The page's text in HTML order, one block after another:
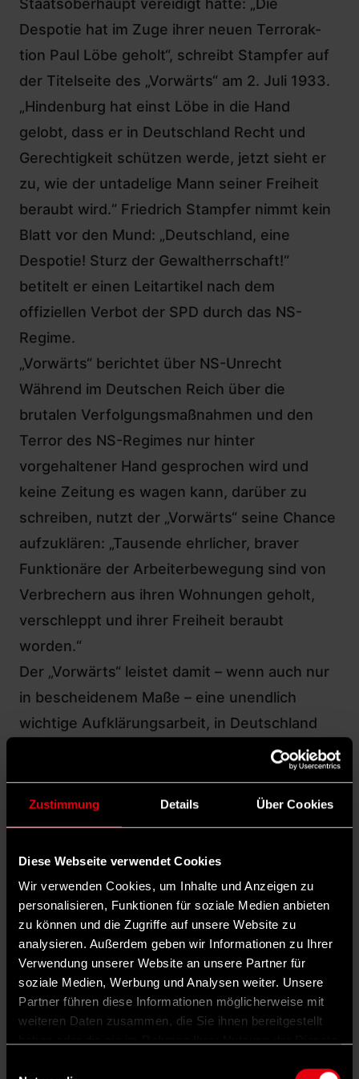
Zustimmung Details Über Cookies
Diese Webseite verwendet Cookies
Wir verwenden Cookies, um Inhalte und Anzeigen zu
personalisieren, Funktionen für soziale Medien anbieten
zu können und die Zugriffe auf unsere Website zu
analysieren. Außerdem geben wir Informationen zu Ihrer
Verwendung unserer Website an unsere Partner für
soziale Medien, Werbung und Analysen weiter. Unsere
Partner führen diese Informationen möglicherweise mit
weiteren Daten zusammen, die Sie ihnen bereitgestellt
Despotie hat im Zuge ihrer neuen Terrorak-
tion Paul Löbe geholt“, schreibt Stampfer auf
der Titelseite des „Vorwärts“ am 2. Juli 1933.
„Hindenburg hat einst Löbe in die Hand
gelobt, dass er in Deutschland Recht und
Gerechtigkeit schützen werde, jetzt sieht er
zu, wie der untadelige Mann seiner Freiheit
beraubt wird.“ Friedrich Stampfer nimmt kein
Blatt vor den Mund: „Deutschland, eine
Despotie! Sturz der Gewaltherrschaft!“
betitelt er einen Leitartikel nach dem
offiziellen Verbot der SPD durch das NS-
Regime.
„Vorwärts“ berichtet über NS-Unrecht
Während im Deutschen Reich über die
brutalen Verfolgungsmaßnahmen und den
Terror des NS-Regimes nur hinter
vorgehaltener Hand gesprochen wird und
keine Zeitung es wagen kann, darüber zu
schreiben, nutzt der „Vorwärts“ seine Chance
aufzuklären: „Tausende ehrlicher, braver
Funktionäre der Arbeiterbewegung sind von
Verbrechern aus ihren Wohnungen geholt,
verschleppt und ihrer Freiheit beraubt
worden.“
Der „Vorwärts“ leistet damit – wenn auch nur
in bescheidenem Maße – eine unendlich
wichtige Aufklärungsarbeit, in Deutschland
aber auch im Ausland. Er berichtet nicht nur
über die Unterdrückung der Opposition,
sondern auch über die sich immer weiter
verschärfende Verfolgung der Juden.
Auch zur programmatischen Entwicklung der
SPD kann der „Vorwärts“ im Exil einen
wichtigen Beitrag leisten. Im Januar 1934
druckt er das sogenannte „Prager Manifest“.
Es positioniert die SPD neu, mit einer klaren
revolutionären Haltung als Antwort auf den